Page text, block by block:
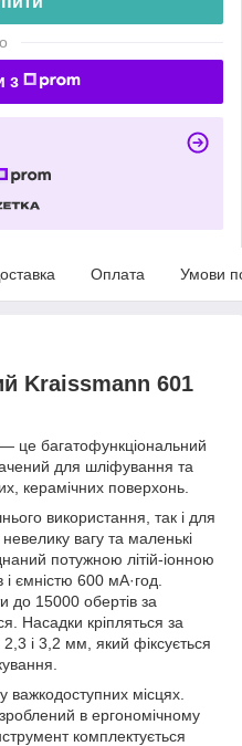
з
Оплата Умови
Kraissmann 601
це багатофункціональний
для шліфування та
керамічних поверхонь.
використання, так і для
вагу та маленькі
потужною літій-іонною
ємністю 600 мА·год.
до 15000 обертів за
Насадки кріпляться за
і 3,2 мм, який фіксується
важкодоступних місцях.
в ергономічному
комплектується